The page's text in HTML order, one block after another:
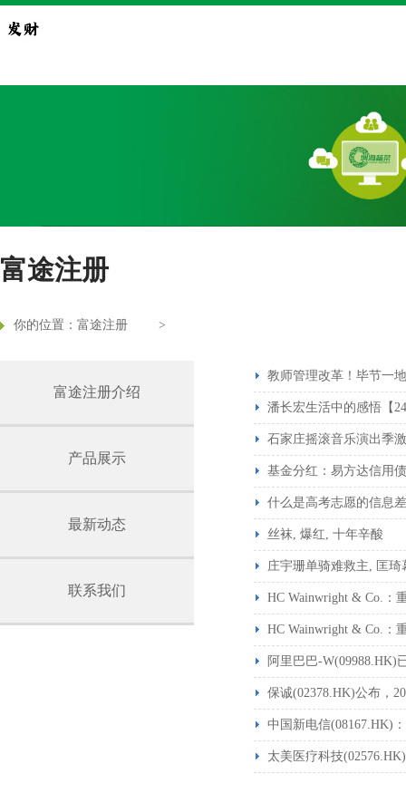
富途注册
你的位置： 富途注册 >
富途注册介绍
产品展示
最新动态
联系我们
教师管理改革！毕节一
潘长宏生活中的感悟【
石家庄摇滚音乐演出季
基金分红：易方达信用
什么是高考志愿的信息
丝袜, 爆红, 十年辛酸
庄宇珊单骑难救主, 匡
HC Wainwright & Co.：
HC Wainwright & Co.：
阿里巴巴-W(09988.HK)
保诚(02378.HK)公布，
中国新电信(08167.HK)
太美医疗科技